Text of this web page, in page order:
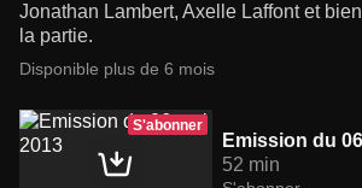
Jonathan Lambert, Axelle Laffont et
la partie.
Disponible plus de 6 mois
S'abonner
Emission du
52 min